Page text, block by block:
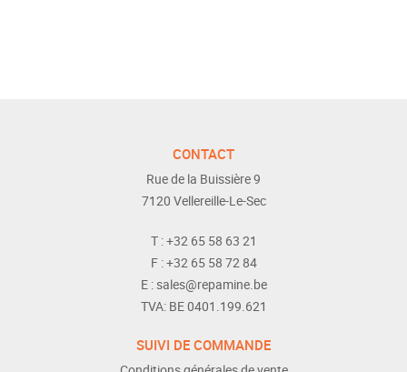
CONTACT
Rue de la Buissière 9
7120 Vellereille-Le-Sec
T :+32 65 58 63 21
F :+32 65 58 72 84
E :sales@repamine.be
TVA: BE 0401.199.621
SUIVI DE COMMANDE